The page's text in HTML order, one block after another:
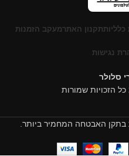
תקנון האתרמעקב הזמנות
נגישות
סלולר
האבטחה המחמיר ביותר.